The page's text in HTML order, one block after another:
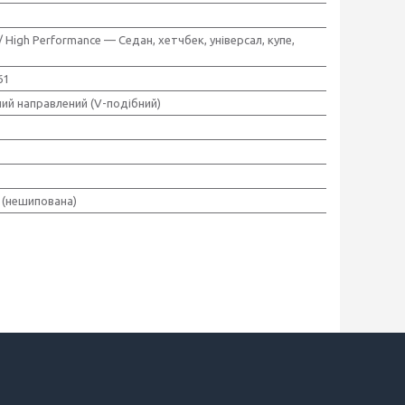
High Performance — Седан, хетчбек, універсал, купе,
направлений (V-подібний)